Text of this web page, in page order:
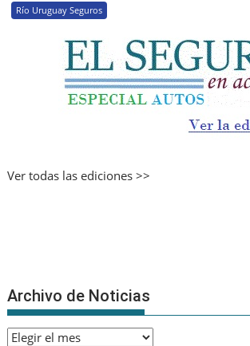
Río Uruguay Seguros
Ver todas las ediciones >>
Archivo de Noticias
Archivo